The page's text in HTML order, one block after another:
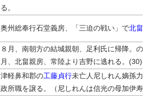
る。
奥州総奉行石堂義房、「三迫の戦い」で北畠顕
８月、南朝方の結城親朝、足利氏に帰降。のち
月、北畠親房、常陸より吉野に逃れる。(30) _
津軽鼻和郡の工藤貞行未亡人尼しれん嫡孫力寿
政所職を譲る。（尼しれんは信光の母加伊寿御